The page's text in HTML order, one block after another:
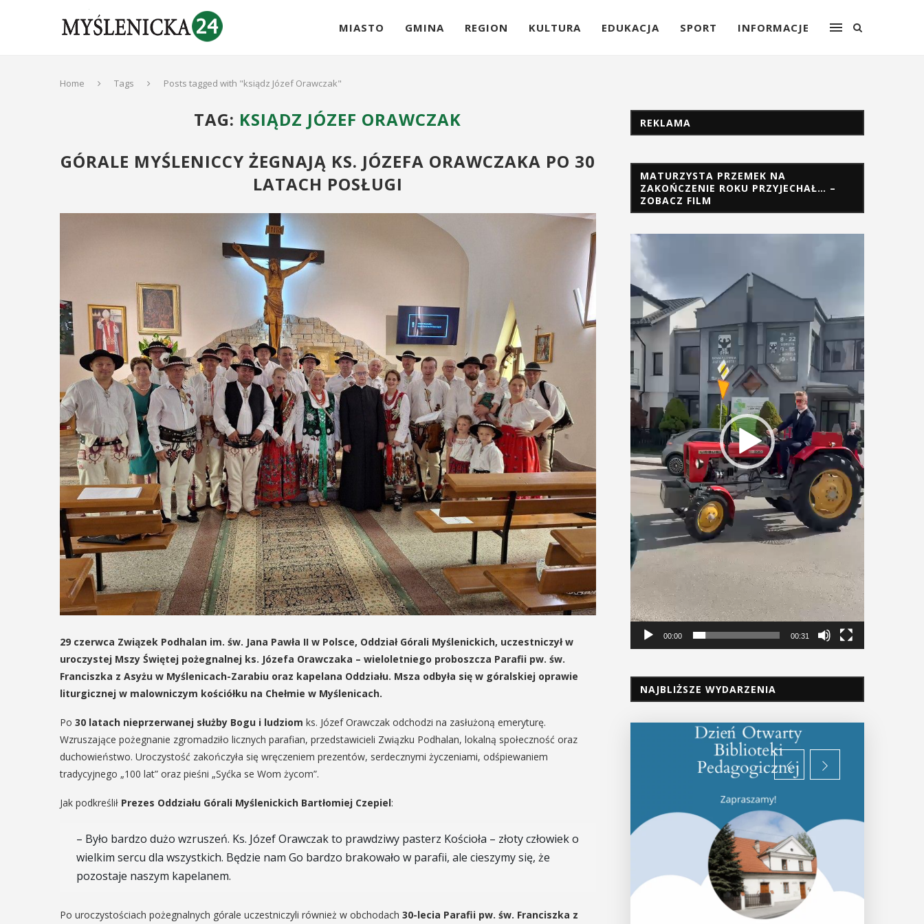
MIASTO GMINA REGION KULTURA EDUKACJA SPORT INFORMACJE
Home Tags Posts tagged with "ksiądz Józef Orawczak"
TAG: KSIĄDZ JÓZEF ORAWCZAK
GÓRALE MYŚLENICCY ŻEGNAJĄ KS. JÓZEFA ORAWCZAKA PO 30
LATACH POSŁUGI
29 czerwca Związek Podhalan im. św. Jana Pawła II w Polsce, Oddział Górali Myślenickich, uczestniczył w
uroczystej Mszy Świętej pożegnalnej ks. Józefa Orawczaka – wieloletniego proboszcza Parafii pw. św.
Franciszka z Asyżu w Myślenicach-Zarabiu oraz kapelana Oddziału. Msza odbyła się w góralskiej oprawie
liturgicznej w malowniczym kościółku na Chełmie w Myślenicach.
Po 30 latach nieprzerwanej służby Bogu i ludziom ks. Józef Orawczak odchodzi na zasłużoną emeryturę.
Wzruszające pożegnanie zgromadziło licznych parafian, przedstawicieli Związku Podhalan, lokalną społeczność oraz
duchowieństwo. Uroczystość zakończyła się wręczeniem prezentów, serdecznymi życzeniami, odśpiewaniem
tradycyjnego „100 lat” oraz pieśni „Syćka se Wom życom”.
Jak podkreślił Prezes Oddziału Górali Myślenickich Bartłomiej Czepiel:
– Było bardzo dużo wzruszeń. Ks. Józef Orawczak to prawdziwy pasterz Kościoła – złoty człowiek o
wielkim sercu dla wszystkich. Będzie nam Go bardzo brakowało w parafii, ale cieszymy się, że
pozostaje naszym kapelanem.
Po uroczystościach pożegnalnych górale uczestniczyli również w obchodach 30-lecia Parafii pw. św. Franciszka z
REKLAMA
MATURZYSTA PRZEMEK NA
ZAKOŃCZENIE ROKU PRZYJECHAŁ… –
ZOBACZ FILM
Odtwarzacz
video
00:00 00:31
NAJBLIŻSZE WYDARZENIA